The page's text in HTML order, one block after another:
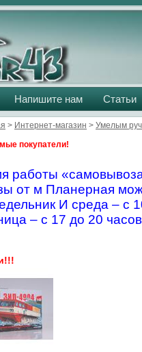
Напишите нам Статьи
> Интернет-магазин > Умелым
покупатели!
работы
от м Планерная
И среда – с
– с 17 до 20 часов